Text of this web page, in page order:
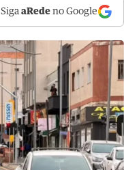
SigaaRede no Google